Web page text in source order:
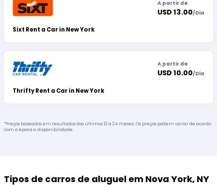
Sixt Rent a Car in New York
A partir de
USD 13.00/Dia
Thrifty Rent a Car in New York
A partir de
USD 10.00/Dia
*Preços baseados em resultados dos últimos 12 a 24 meses. Os preços podem variar de acordo
com a época e disponibilidade.
Tipos de carros de aluguel em Nova York, NY